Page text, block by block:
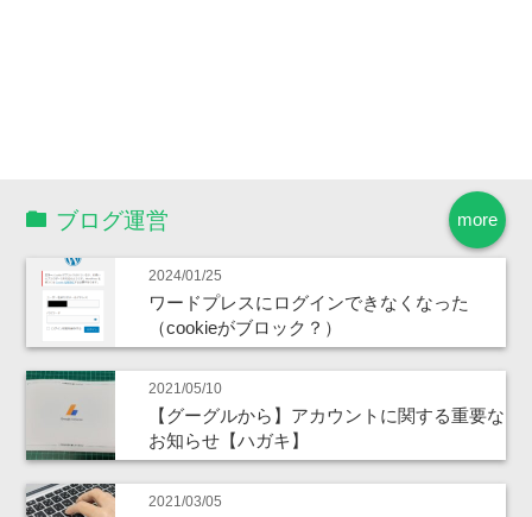
more
ブログ運営
2024/01/25
ワードプレスにログインできなくなった
（cookieがブロック？）
2021/05/10
【グーグルから】アカウントに関する重要な
お知らせ【ハガキ】
2021/03/05